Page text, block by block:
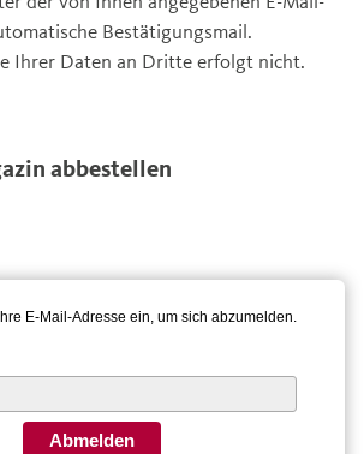
Bestätigungsmail.
Ihrer Daten an Dritte erfolgt nicht.
abbestellen
E-Mail-Adresse ein, um sich abzumelden.
Abmelden